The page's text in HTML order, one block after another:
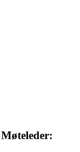
Møteleder: